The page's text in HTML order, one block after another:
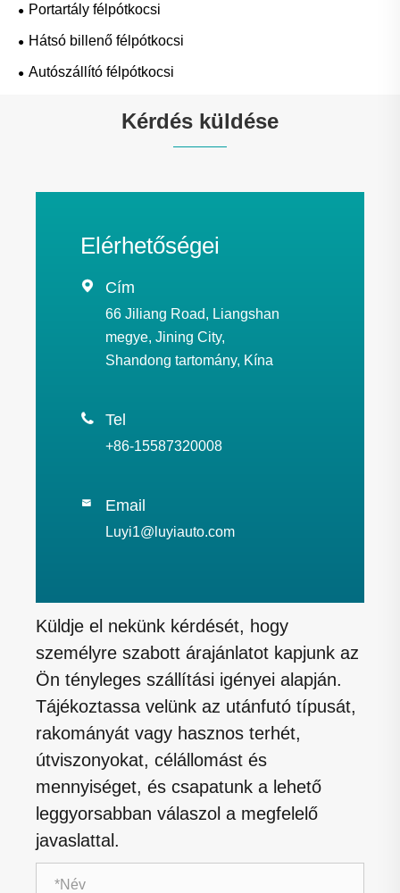
Portartály félpótkocsi
Hátsó billenő félpótkocsi
Autószállító félpótkocsi
Kérdés küldése
Elérhetőségei
 Cím
66 Jiliang Road, Liangshan
megye, Jining City,
Shandong tartomány, Kína
 Tel
+86-15587320008
 Email
Luyi1@luyiauto.com
Küldje el nekünk kérdését, hogy
személyre szabott árajánlatot kapjunk az
Ön tényleges szállítási igényei alapján.
Tájékoztassa velünk az utánfutó típusát,
rakományát vagy hasznos terhét,
útviszonyokat, célállomást és
mennyiséget, és csapatunk a lehető
leggyorsabban válaszol a megfelelő
javaslattal.